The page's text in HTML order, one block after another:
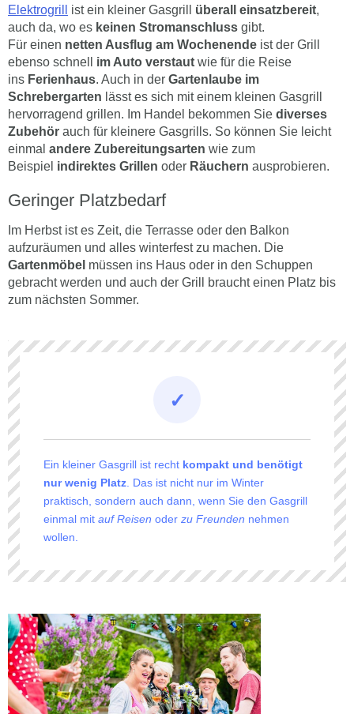
Elektrogrill
ist ein kleiner Gasgrill überall einsatzbereit,
auch da, wo es keinen Stromanschluss gibt.
Für einen netten Ausflug am Wochenende ist der Grill
ebenso schnell im Auto verstaut wie für die Reise
ins Ferienhaus. Auch in der Gartenlaube im
Schrebergarten lässt es sich mit einem kleinen Gasgrill
hervorragend grillen. Im Handel bekommen Sie diverses
Zubehör auch für kleinere Gasgrills. So können Sie leicht
einmal andere Zubereitungsarten wie zum
Beispiel indirektes Grillen oder Räuchern ausprobieren.
Geringer Platzbedarf
Im Herbst ist es Zeit, die Terrasse oder den Balkon
aufzuräumen und alles winterfest zu machen. Die
Gartenmöbel müssen ins Haus oder in den Schuppen
gebracht werden und auch der Grill braucht einen Platz bis
zum nächsten Sommer.
Ein kleiner Gasgrill ist recht kompakt und benötigt
nur wenig Platz . Das ist nicht nur im Winter
praktisch, sondern auch dann, wenn Sie den Gasgrill
einmal mit auf Reisen oder zu Freunden nehmen
wollen.